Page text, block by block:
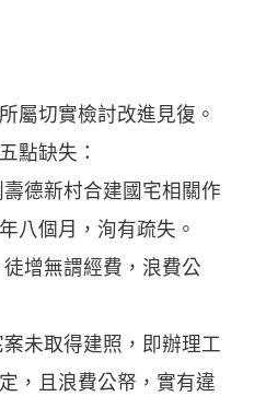
屬切實檢討改進見復。
缺失：
德新村合建國宅相關作
八個月，洵有疏失。
增無謂經費，浪費公
未取得建照，即辦理工
，且浪費公帑，實有違